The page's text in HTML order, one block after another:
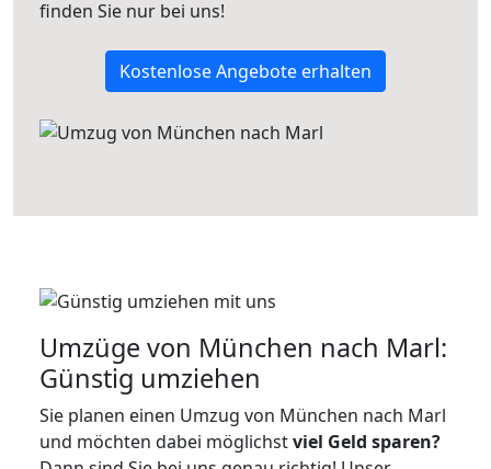
finden Sie nur bei uns!
Kostenlose Angebote erhalten
Umzüge von München nach Marl:
Günstig umziehen
Sie planen einen Umzug von München nach Marl
und möchten dabei möglichstviel Geld sparen?